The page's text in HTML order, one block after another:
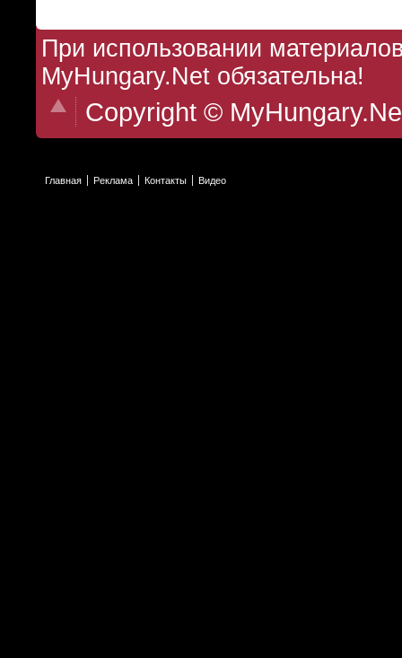
При использовании
MyHungary.Net обязательна!
Copyright ©
Главная Реклама Контакты Видео